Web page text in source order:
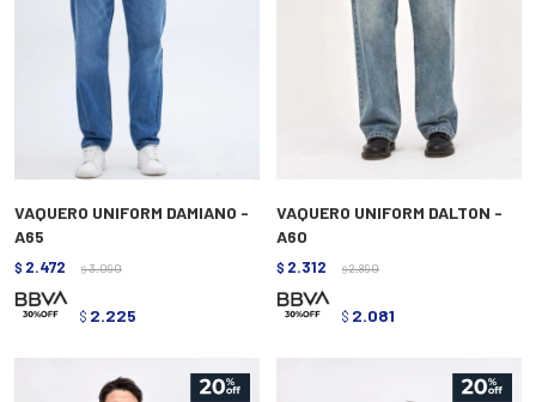
VAQUERO UNIFORM DAMIANO -
A65
$ 2.472 $ 3.090
$ 2.225
VAQUERO UNIFORM DALTON -
A60
$ 2.312 $ 2.890
$ 2.081